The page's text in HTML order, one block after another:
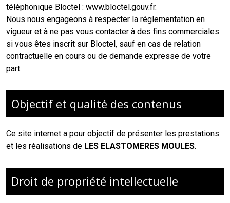
téléphonique Bloctel : www.bloctel.gouv.fr.
Nous nous engageons à respecter la réglementation en
vigueur et à ne pas vous contacter à des fins commerciales
si vous êtes inscrit sur Bloctel, sauf en cas de relation
contractuelle en cours ou de demande expresse de votre
part.
Objectif et qualité des contenus
Ce site internet a pour objectif de présenter les prestations
et les réalisations de LES ELASTOMERES MOULES.
Droit de propriété intellectuelle